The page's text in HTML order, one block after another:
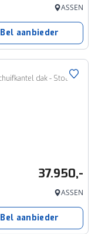
ASSEN
Bel aanbieder
7 1.5 GDI SHS-P Exclusive - FULL OPTIONS - Schuifkantel dak - Stoelverkoeling - Stoelverwarming - Stuurverwarming - 7 Jaar of 150.000km Fabrieksgarantie
37.950,-
ASSEN
Bel aanbieder